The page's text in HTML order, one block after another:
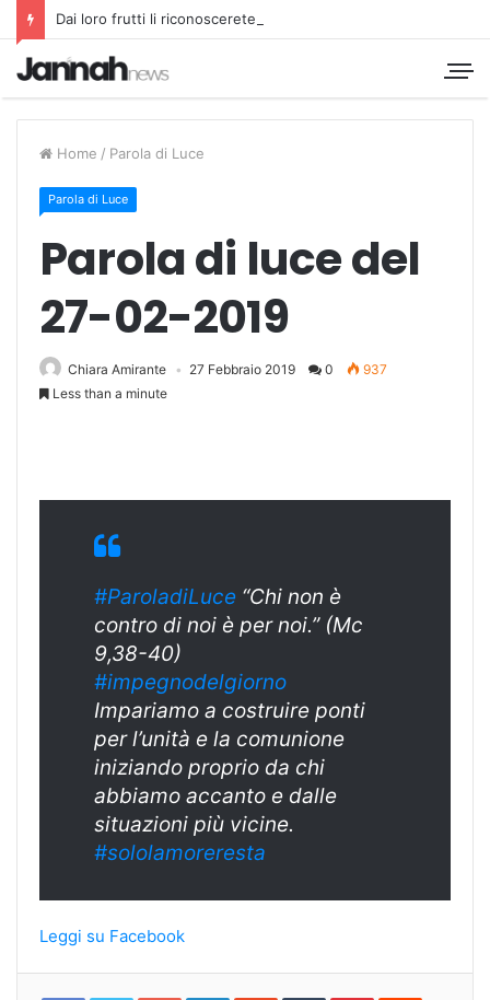
Dai loro frutti li riconoscerete
Home / Parola di Luce
Parola di Luce
Parola di luce del
27-02-2019
Chiara Amirante 27 Febbraio 2019 0
937
Less than a minute
#ParoladiLuce “Chi non è
contro di noi è per noi.” (Mc
9,38-40)
#impegnodelgiorno
Impariamo a costruire ponti
per l’unità e la comunione
iniziando proprio da chi
abbiamo accanto e dalle
situazioni più vicine.
#sololamoreresta
Leggi su Facebook